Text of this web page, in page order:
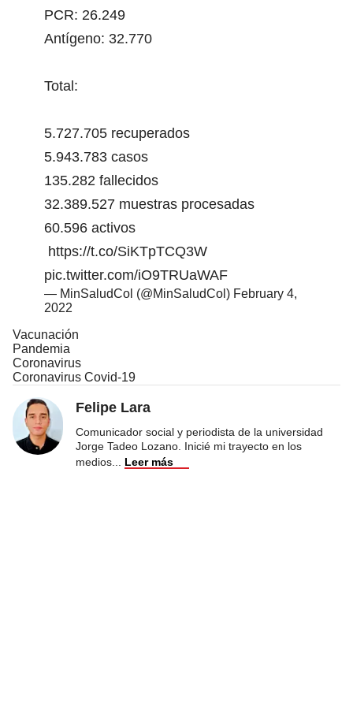
PCR: 26.249
Antígeno: 32.770
Total:
5.727.705 recuperados
5.943.783 casos
135.282 fallecidos
32.389.527 muestras procesadas
60.596 activos
https://t.co/SiKTpTCQ3W
pic.twitter.com/iO9TRUaWAF
— MinSaludCol (@MinSaludCol) February 4,
2022
Vacunación
Pandemia
Coronavirus
Coronavirus Covid-19
Felipe Lara
Comunicador social y periodista de la universidad
Jorge Tadeo Lozano. Inicié mi trayecto en los
medios
Leer más